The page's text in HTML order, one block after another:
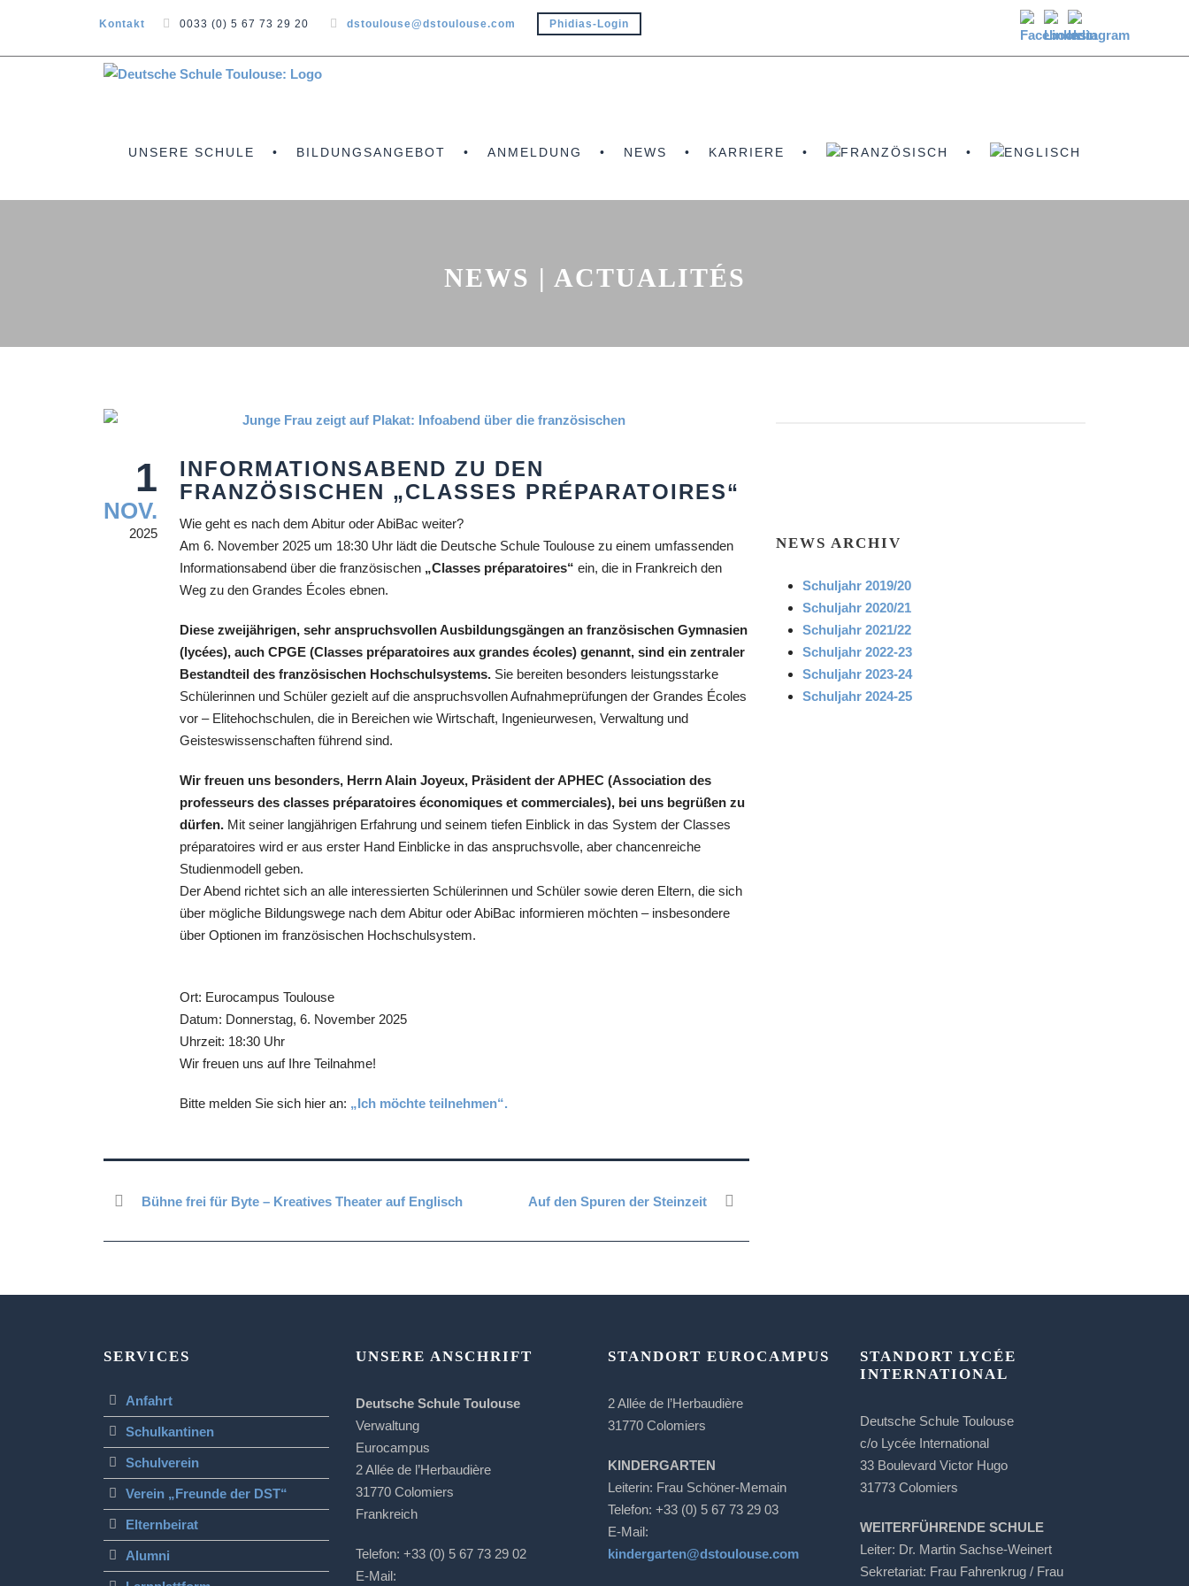
Kontakt 0033 (0) 5 67 73 29 20 dstoulouse@dstoulouse.com Phidias-Login
UNSERE SCHULE BILDUNGSANGEBOT ANMELDUNG NEWS KARRIERE
NEWS | ACTUALITÉS
1
NOV.
2025
INFORMATIONSABEND ZU DEN
FRANZÖSISCHEN „CLASSES PRÉPARATOIRES“
Wie geht es nach dem Abitur oder AbiBac weiter?
Am 6. November 2025 um 18:30 Uhr lädt die Deutsche Schule Toulouse zu einem umfassenden
Informationsabend über die französischen „Classes préparatoires“ ein, die in Frankreich den
Weg zu den Grandes Écoles ebnen.
Diese zweijährigen, sehr anspruchsvollen Ausbildungsgängen an französischen Gymnasien
(lycées), auch CPGE (Classes préparatoires aux grandes écoles) genannt, sind ein zentraler
Bestandteil des französischen Hochschulsystems. Sie bereiten besonders leistungsstarke
Schülerinnen und Schüler gezielt auf die anspruchsvollen Aufnahmeprüfungen der Grandes Écoles
vor – Elitehochschulen, die in Bereichen wie Wirtschaft, Ingenieurwesen, Verwaltung und
Geisteswissenschaften führend sind.
Wir freuen uns besonders, Herrn Alain Joyeux, Präsident der APHEC (Association des
professeurs des classes préparatoires économiques et commerciales), bei uns begrüßen zu
dürfen. Mit seiner langjährigen Erfahrung und seinem tiefen Einblick in das System der Classes
préparatoires wird er aus erster Hand Einblicke in das anspruchsvolle, aber chancenreiche
Studienmodell geben.
Der Abend richtet sich an alle interessierten Schülerinnen und Schüler sowie deren Eltern, die sich
über mögliche Bildungswege nach dem Abitur oder AbiBac informieren möchten – insbesondere
über Optionen im französischen Hochschulsystem.
Ort: Eurocampus Toulouse
Datum: Donnerstag, 6. November 2025
Uhrzeit: 18:30 Uhr
Wir freuen uns auf Ihre Teilnahme!
Bitte melden Sie sich hier an: „Ich möchte teilnehmen“.
Bühne frei für Byte – Kreatives Theater auf Englisch Auf den Spuren der Steinzeit
NEWS ARCHIV
Schuljahr 2019/20
Schuljahr 2020/21
Schuljahr 2021/22
Schuljahr 2022-23
Schuljahr 2023-24
Schuljahr 2024-25
SERVICES
Anfahrt
Schulkantinen
Schulverein
Verein „Freunde der DST“
Elternbeirat
Alumni
UNSERE ANSCHRIFT
Deutsche Schule Toulouse
Verwaltung
Eurocampus
2 Allée de l’Herbaudière
31770 Colomiers
Frankreich
Telefon: +33 (0) 5 67 73 29 02
E-Mail:
STANDORT EUROCAMPUS
2 Allée de l’Herbaudière
31770 Colomiers
KINDERGARTEN
Leiterin: Frau Schöner-Memain
Telefon: +33 (0) 5 67 73 29 03
E-Mail:
kindergarten@dstoulouse.com
STANDORT LYCÉE
INTERNATIONAL
Deutsche Schule Toulouse
c/o Lycée International
33 Boulevard Victor Hugo
31773 Colomiers
WEITERFÜHRENDE SCHULE
Leiter: Dr. Martin Sachse-Weinert
Sekretariat: Frau Fahrenkrug / Frau